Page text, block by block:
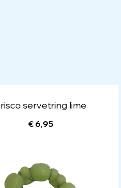
servetring lime
€ 6,95